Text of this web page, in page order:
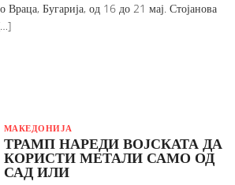
Враца, Бугарија, од 16 до 21 мај. Стојанова
МАКЕДОНИЈА
ТРАМП НАРЕДИ ВОЈСКАТА ДА
КОРИСТИ МЕТАЛИ САМО ОД
САД ИЛИ